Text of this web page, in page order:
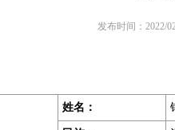
发布时间：2022/
姓名：